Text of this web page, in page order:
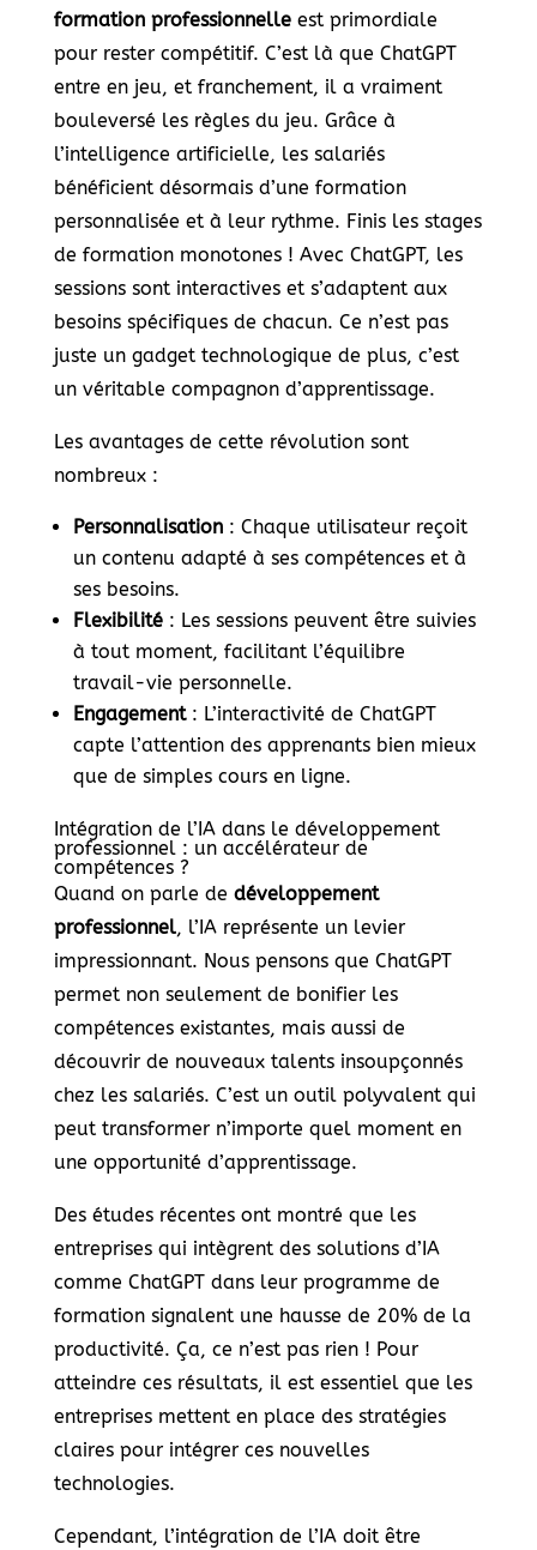
formation professionnelleest primordiale
pour rester compétitif. C’est là que ChatGPT
entre en jeu, et franchement, il a vraiment
bouleversé les règles du jeu. Grâce à
l’intelligence artificielle, les salariés
bénéficient désormais d’une formation
personnalisée et à leur rythme. Finis les stages
de formation monotones ! Avec ChatGPT, les
sessions sont interactives et s’adaptent aux
besoins spécifiques de chacun. Ce n’est pas
juste un gadget technologique de plus, c’est
un véritable compagnon d’apprentissage.
Les avantages de cette révolution sont
nombreux :
Personnalisation: Chaque utilisateur reçoit
un contenu adapté à ses compétences et à
ses besoins.
Flexibilité: Les sessions peuvent être suivies
à tout moment, facilitant l’équilibre
travail-vie personnelle.
Engagement: L’interactivité de ChatGPT
capte l’attention des apprenants bien mieux
que de simples cours en ligne.
Intégration de l’IA dans le développement
professionnel : un accélérateur de
compétences ?
Quand on parle de développement
professionnel, l’IA représente un levier
impressionnant. Nous pensons que ChatGPT
permet non seulement de bonifier les
compétences existantes, mais aussi de
découvrir de nouveaux talents insoupçonnés
chez les salariés. C’est un outil polyvalent qui
peut transformer n’importe quel moment en
une opportunité d’apprentissage.
Des études récentes ont montré que les
entreprises qui intègrent des solutions d’IA
comme ChatGPT dans leur programme de
formation signalent une hausse de 20% de la
productivité. Ça, ce n’est pas rien ! Pour
atteindre ces résultats, il est essentiel que les
entreprises mettent en place des stratégies
claires pour intégrer ces nouvelles
technologies.
Cependant, l’intégration de l’IA doit être